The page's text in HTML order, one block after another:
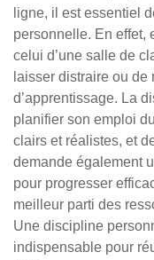
ligne, il est essentiel
personnelle. En effet,
celui d’une salle de
laisser distraire ou
d’apprentissage. La
planifier son emploi
clairs et réalistes, et
demande également
pour progresser
meilleur parti des
Une discipline
indispensable pour